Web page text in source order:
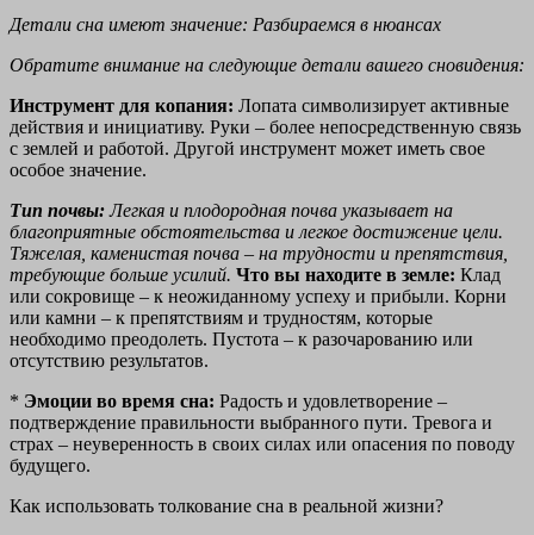
Детали сна имеют значение: Разбираемся в нюансах
Обратите внимание на следующие детали вашего сновидения:
Инструмент для копания: Лопата символизирует активные
действия и инициативу. Руки – более непосредственную связь
с землей и работой. Другой инструмент может иметь свое
особое значение.
Тип почвы:Легкая и плодородная почва указывает на
благоприятные обстоятельства и легкое достижение цели.
Тяжелая, каменистая почва – на трудности и препятствия,
требующие больше усилий. Что вы находите в земле: Клад
или сокровище – к неожиданному успеху и прибыли. Корни
или камни – к препятствиям и трудностям, которые
необходимо преодолеть. Пустота – к разочарованию или
отсутствию результатов.
* Эмоции во время сна: Радость и удовлетворение –
подтверждение правильности выбранного пути. Тревога и
страх – неуверенность в своих силах или опасения по поводу
будущего.
Как использовать толкование сна в реальной жизни?